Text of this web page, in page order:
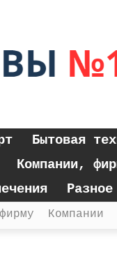
Бытовая
Компании,
Разное
Компании